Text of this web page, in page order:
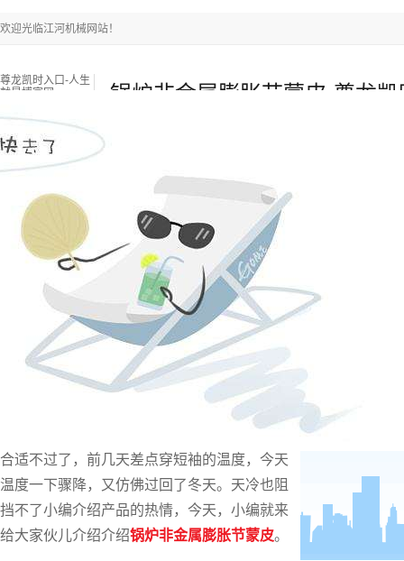
欢迎光临江河机械网站！
尊龙凯时入口-人生
就是博官网
锅炉非金属膨胀节蒙皮-尊龙凯
尊龙凯时入口-人生就是博官网 耐磨陶瓷管
新闻中心 关于江河 联系江河
热门搜索关键词： 锅炉燃烧器 锅炉衬板采购 锅炉风帽
当前位置：尊龙凯时入口-人生就是博官网»新闻中心
来源：江苏江河机械 浏览：- 发布日期：
合适不过了，前几天差点穿短袖的温度，今天
温度一下骤降，又仿佛过回了冬天。天冷也阻
挡不了小编介绍产品的热情，今天，小编就来
给大家伙儿介绍介绍锅炉非金属膨胀节蒙皮。